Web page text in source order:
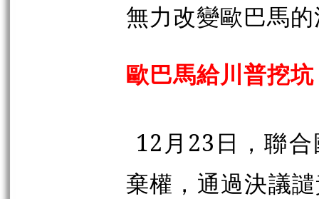
無力改變歐巴馬
歐巴馬給川普挖坑
12月23日，聯
棄權，通過決議